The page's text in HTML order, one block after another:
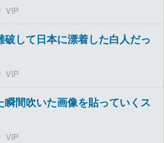
VIP
破して日本に漂着した白人だっ
VIP
瞬間吹いた画像を貼っていくス
VIP